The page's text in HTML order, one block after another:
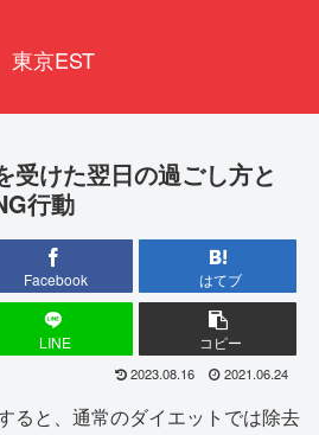
東京EST
受けた翌日の過ごし方と
行動
Facebook はてブ
LINE コピー
2023.08.16 2021.06.24
ると、通常のダイエットでは除去